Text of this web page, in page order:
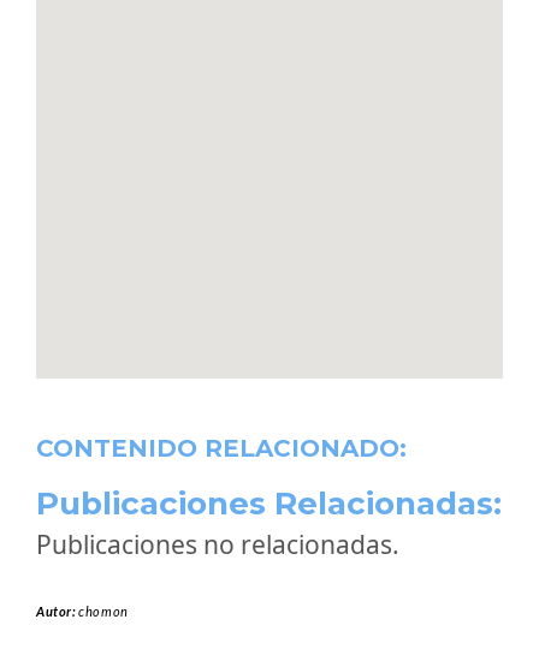
CONTENIDO RELACIONADO:
Publicaciones Relacionadas:
Publicaciones no relacionadas.
Autor:chomon